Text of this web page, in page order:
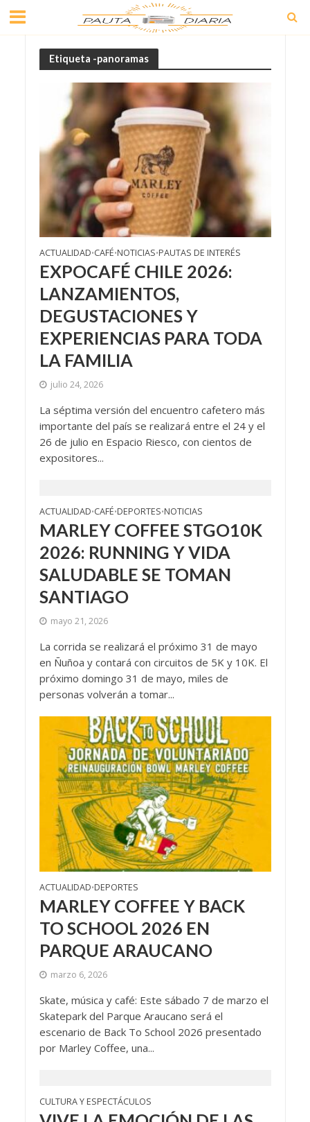
Etiqueta -panoramas
ACTUALIDAD•CAFÉ•NOTICIAS•PAUTAS DE INTERÉS
EXPOCAFÉ CHILE 2026:
LANZAMIENTOS,
DEGUSTACIONES Y
EXPERIENCIAS PARA TODA
LA FAMILIA
julio 24, 2026
La séptima versión del encuentro cafetero más
importante del país se realizará entre el 24 y el
26 de julio en Espacio Riesco, con cientos de
expositores...
ACTUALIDAD•CAFÉ•DEPORTES•NOTICIAS
MARLEY COFFEE STGO10K
2026: RUNNING Y VIDA
SALUDABLE SE TOMAN
SANTIAGO
mayo 21, 2026
La corrida se realizará el próximo 31 de mayo
en Ñuñoa y contará con circuitos de 5K y 10K. El
próximo domingo 31 de mayo, miles de
personas volverán a tomar...
ACTUALIDAD•DEPORTES
MARLEY COFFEE Y BACK
TO SCHOOL 2026 EN
PARQUE ARAUCANO
marzo 6, 2026
Skate, música y café: Este sábado 7 de marzo el
Skatepark del Parque Araucano será el
escenario de Back To School 2026 presentado
por Marley Coffee, una...
CULTURA Y ESPECTÁCULOS